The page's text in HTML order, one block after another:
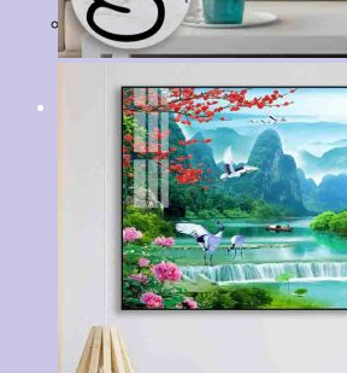
Chưa có sản phẩm trong giỏ hàng.
Tìm
kiếm: